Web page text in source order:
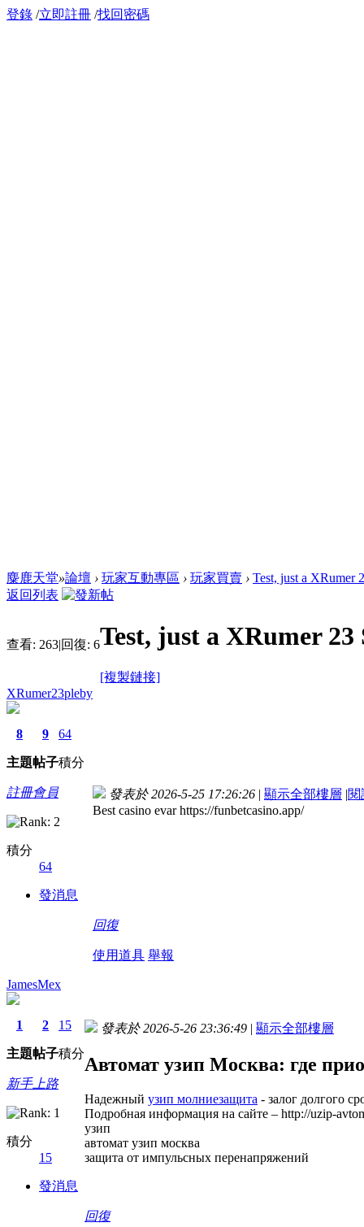
登錄 /立即註冊 /找回密碼
麋鹿天堂»論壇 › 玩家互動專區 › 玩家買賣 › Test, just a XRumer
返回列表
查看: 263|回復: 6Test, just a XRumer
[複製鏈接]
XRumer23pleby
8
主題
9
帖子
64
積分
註冊會員
積分
64
發消息
發表於 2026-5-25 17:26:26 | 顯示全部樓層 |閱
Best casino evar https://funbetcasino.app/
回復
使用道具 舉報
JamesMex
1
主題
2
帖子
15
積分
新手上路
積分
15
發消息
發表於 2026-5-26 23:36:49 | 顯示全部樓層
Автомат узип Москва: где
Надежный узип молниезащита - залог долгого
Подробная информация на сайте – http://uzip-
узип
автомат узип москва
защита от импульсных перенапряжений
回復